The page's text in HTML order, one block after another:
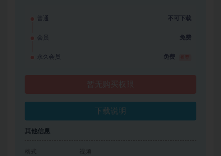
普通 不可下载
会员 免费
永久会员 免费
下载说明
其他信息
格式 视频